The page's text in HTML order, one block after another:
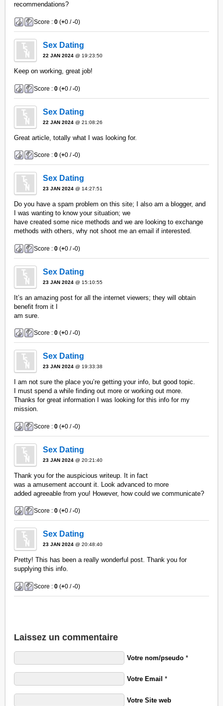
recommendations?
Score :0 (+0 /-0)
Sex Dating
22 JAN 2024 @ 19:23:50
Keep on working, great job!
Score :0 (+0 /-0)
Sex Dating
22 JAN 2024 @ 21:08:26
Great article, totally what I was looking for.
Score :0 (+0 /-0)
Sex Dating
23 JAN 2024 @ 14:27:51
Do you have a spam problem on this site; I also am a blogger, and
I was wanting to know your situation; we
have created some nice methods and we are looking to exchange
methods with others, why not shoot me an email if interested.
Score :0 (+0 /-0)
Sex Dating
23 JAN 2024 @ 15:10:55
It’s an amazing post for all the internet viewers; they will obtain
benefit from it I
am sure.
Score :0 (+0 /-0)
Sex Dating
23 JAN 2024 @ 19:33:38
I am not sure the place you’re getting your info, but good topic.
I must spend a while finding out more or working out more.
Thanks for great information I was looking for this info for my
mission.
Score :0 (+0 /-0)
Sex Dating
23 JAN 2024 @ 20:21:40
Thank you for the auspicious writeup. It in fact
was a amusement account it. Look advanced to more
added agreeable from you! However, how could we communicate?
Score :0 (+0 /-0)
Sex Dating
23 JAN 2024 @ 20:48:40
Pretty! This has been a really wonderful post. Thank you for
supplying this info.
Score :0 (+0 /-0)
Laissez un commentaire
Votre nom/pseudo *
Votre Email *
Votre Site web